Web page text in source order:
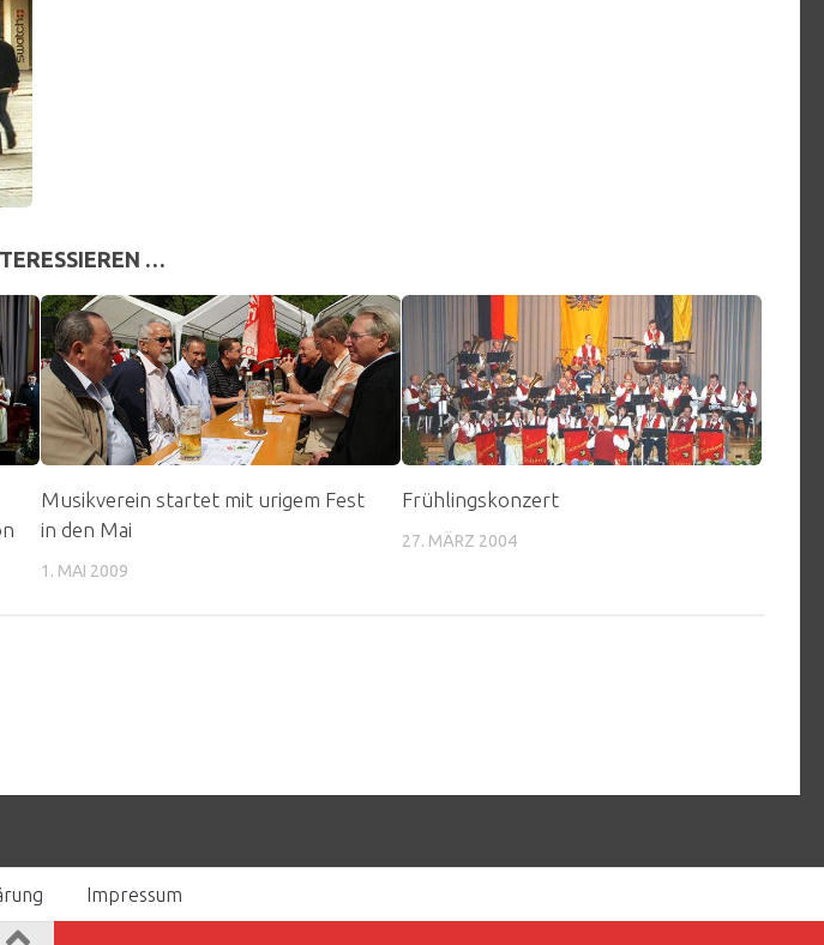
…
Musikverein startet mit urigem Fest
in den Mai
1. MAI 2009
Frühlingskonzert
27. MÄRZ 2004
Impressum